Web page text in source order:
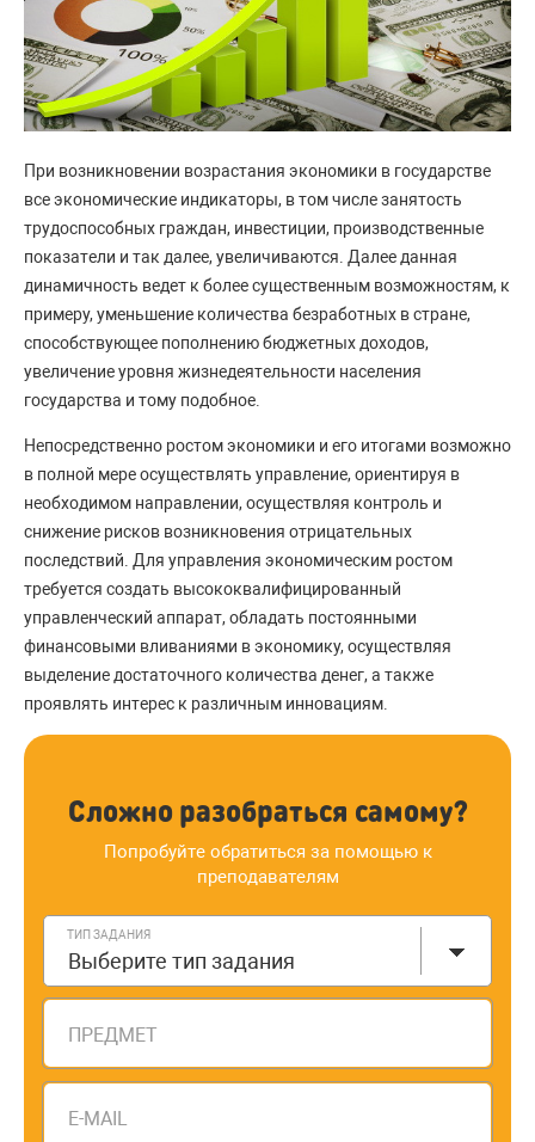
При возникновении возрастания экономики в государстве
все экономические индикаторы, в том числе занятость
трудоспособных граждан, инвестиции, производственные
показатели и так далее, увеличиваются. Далее данная
динамичность ведет к более существенным возможностям, к
примеру, уменьшение количества безработных в стране,
способствующее пополнению бюджетных доходов,
увеличение уровня жизнедеятельности населения
государства и тому подобное.
Непосредственно ростом экономики и его итогами возможно
в полной мере осуществлять управление, ориентируя в
необходимом направлении, осуществляя контроль и
снижение рисков возникновения отрицательных
последствий. Для управления экономическим ростом
требуется создать высококвалифицированный
управленческий аппарат, обладать постоянными
финансовыми вливаниями в экономику, осуществляя
выделение достаточного количества денег, а также
проявлять интерес к различным инновациям.
Сложно разобраться самому?
Попробуйте обратиться за помощью к
преподавателям
ТИП ЗАДАНИЯ
Выберите тип задания
ПРЕДМЕТ
E-MAIL